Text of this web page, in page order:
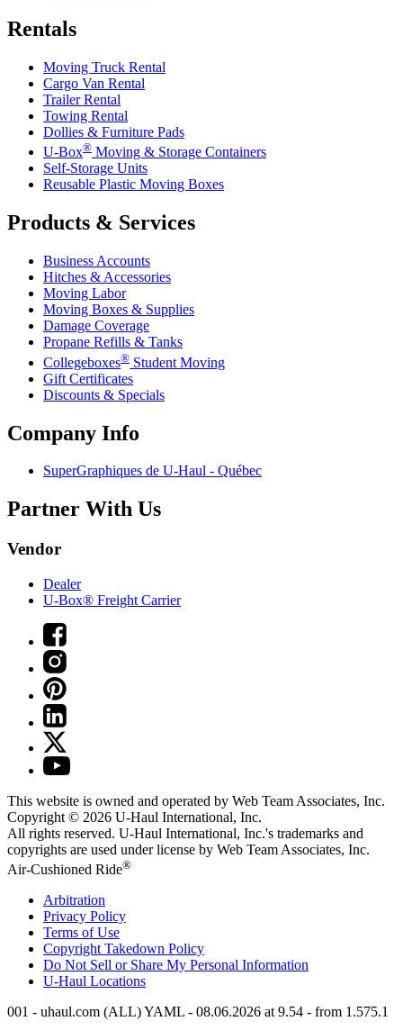
Rentals
Moving Truck Rental
Cargo Van Rental
Trailer Rental
Towing Rental
Dollies & Furniture Pads
U-Box® Moving & Storage Containers
Self-Storage Units
Reusable Plastic Moving Boxes
Products & Services
Business Accounts
Hitches & Accessories
Moving Labor
Moving Boxes & Supplies
Damage Coverage
Propane Refills & Tanks
Collegeboxes® Student Moving
Gift Certificates
Discounts & Specials
Company Info
SuperGraphiques de U-Haul - Québec
Partner With Us
Vendor
Dealer
U-Box® Freight Carrier
This website is owned and operated by Web Team Associates, Inc.
Copyright © 2026 U-Haul International, Inc.
All rights reserved. U-Haul International, Inc.'s trademarks and
copyrights are used under license by Web Team Associates, Inc.
Air-Cushioned Ride®
Arbitration
Privacy Policy
Terms of Use
Copyright Takedown Policy
Do Not Sell or Share My Personal Information
U-Haul Locations
001 - uhaul.com (ALL) YAML - 08.06.2026 at 9.54 - from 1.575.1